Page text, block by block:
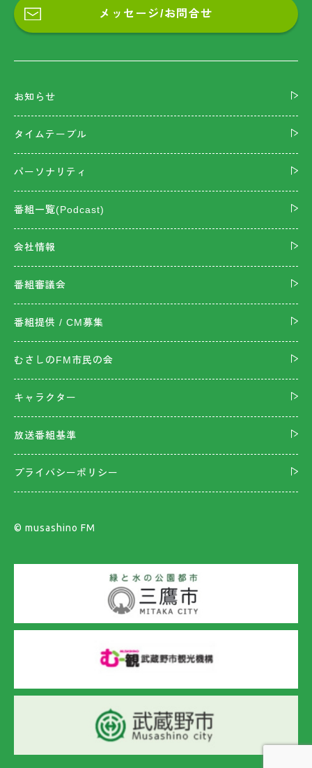
メッセージ/お問合せ
お知らせ
タイムテーブル
パーソナリティ
番組一覧(Podcast)
会社情報
番組審議会
番組提供 / CM募集
むさしのFM市民の会
キャラクター
放送番組基準
プライバシーポリシー
©︎ musashino FM